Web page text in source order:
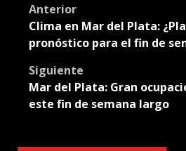
Post
navigation
Anterior
Clima en Mar del Plata:
pronóstico para el fin de
Siguiente
Mar del Plata: Gran
este fin de semana largo